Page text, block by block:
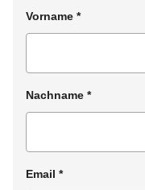
Vorname *
Nachname *
Email *